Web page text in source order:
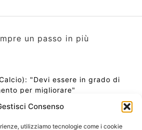
Consenso
utilizziamo tecnologie come i cookie
un passo in più
"Devi essere in grado di
per migliorare"